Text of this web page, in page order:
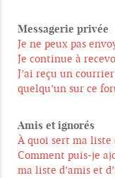
Messagerie privée
Je ne peux pas
Je continue à
J’ai reçu un
quelqu’un sur ce
Amis et ignorés
À quoi sert ma liste
Comment puis-je
ma liste d’amis et